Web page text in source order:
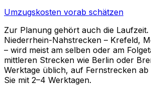
Umzugskosten vorab schätzen
Zur Planung gehört auch die
Niederrhein-Nahstrecken – Krefeld,
– wird meist am selben oder am
mittleren Strecken wie Berlin oder
Werktage üblich, auf Fernstrecken
Sie mit 2–4 Werktagen.